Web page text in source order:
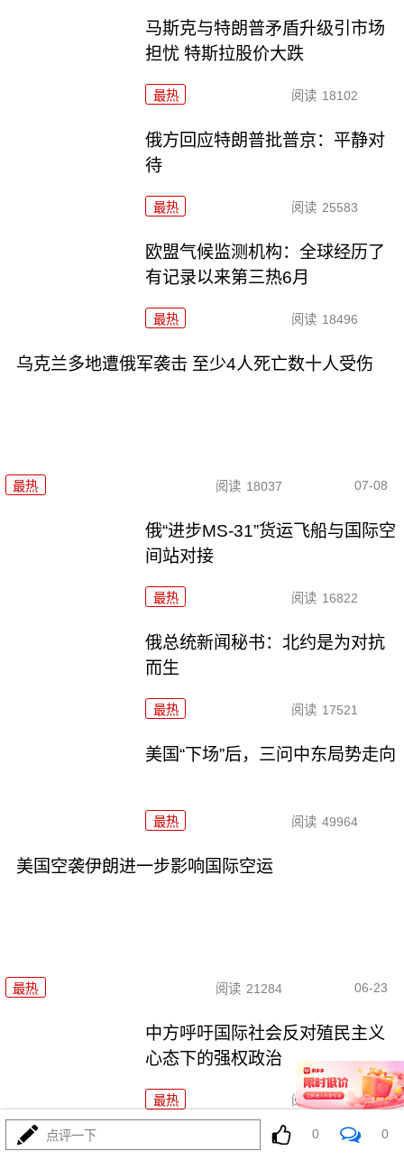
马斯克与特朗普矛盾升级引市场
担忧 特斯拉股价大跌
最热 阅读 18102
俄方回应特朗普批普京：平静对
待
最热 阅读 25583
欧盟气候监测机构：全球经历了
有记录以来第三热6月
最热 阅读 18496
乌克兰多地遭俄军袭击 至少4人死亡数十人受伤
最热 阅读 18037 07-08
俄“进步MS-31”货运飞船与国际空
间站对接
最热 阅读 16822
俄总统新闻秘书：北约是为对抗
而生
最热 阅读 17521
美国“下场”后，三问中东局势走向
最热 阅读 49964
美国空袭伊朗进一步影响国际空运
最热 阅读 21284 06-23
中方呼吁国际社会反对殖民主义
心态下的强权政治
最热 阅读 18804
乌首都基辅遭空袭 死亡人数升至
点评一下 0 0